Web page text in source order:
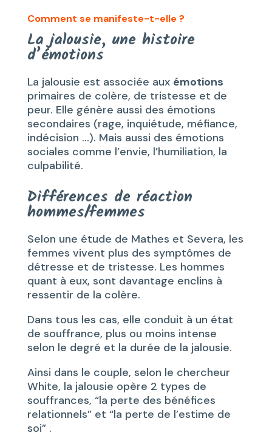
Comment se manifeste-t-elle ?
La jalousie, une histoire
d’émotions
La jalousie est associée aux émotions
primaires de colère, de tristesse et de
peur. Elle génère aussi des émotions
secondaires (rage, inquiétude, méfiance,
indécision …). Mais aussi des émotions
sociales comme l’envie, l’humiliation, la
culpabilité.
Différences de réaction
hommes/femmes
Selon une étude de Mathes et Severa, les
femmes vivent plus des symptômes de
détresse et de tristesse. Les hommes
quant à eux, sont davantage enclins à
ressentir de la colère.
Dans tous les cas, elle conduit à un état
de souffrance, plus ou moins intense
selon le degré et la durée de la jalousie.
Ainsi dans le couple, selon le chercheur
White, la jalousie opère 2 types de
souffrances, “la perte des bénéfices
relationnels” et “la perte de l’estime de
soi” .